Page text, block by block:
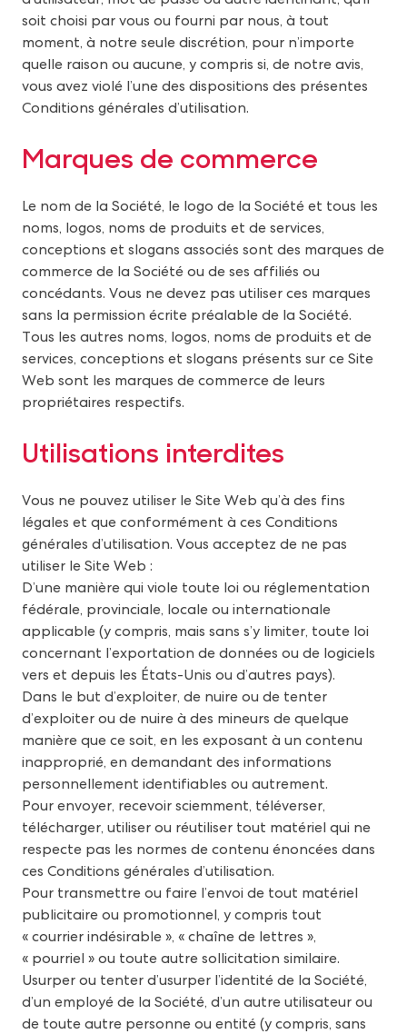
soit choisi par vous ou fourni par nous, à tout
moment, à notre seule discrétion, pour n’importe
quelle raison ou aucune, y compris si, de notre avis,
vous avez violé l’une des dispositions des présentes
Conditions générales d’utilisation.
Marques de commerce
Le nom de la Société, le logo de la Société et tous les
noms, logos, noms de produits et de services,
conceptions et slogans associés sont des marques de
commerce de la Société ou de ses affiliés ou
concédants. Vous ne devez pas utiliser ces marques
sans la permission écrite préalable de la Société.
Tous les autres noms, logos, noms de produits et de
services, conceptions et slogans présents sur ce Site
Web sont les marques de commerce de leurs
propriétaires respectifs.
Utilisations interdites
Vous ne pouvez utiliser le Site Web qu’à des fins
légales et que conformément à ces Conditions
générales d’utilisation. Vous acceptez de ne pas
utiliser le Site Web :
D’une manière qui viole toute loi ou réglementation
fédérale, provinciale, locale ou internationale
applicable (y compris, mais sans s’y limiter, toute loi
concernant l’exportation de données ou de logiciels
vers et depuis les États-Unis ou d’autres pays).
Dans le but d’exploiter, de nuire ou de tenter
d’exploiter ou de nuire à des mineurs de quelque
manière que ce soit, en les exposant à un contenu
inapproprié, en demandant des informations
personnellement identifiables ou autrement.
Pour envoyer, recevoir sciemment, téléverser,
télécharger, utiliser ou réutiliser tout matériel qui ne
respecte pas les normes de contenu énoncées dans
ces Conditions générales d’utilisation.
Pour transmettre ou faire l’envoi de tout matériel
publicitaire ou promotionnel, y compris tout
« courrier indésirable », « chaîne de lettres »,
« pourriel » ou toute autre sollicitation similaire.
Usurper ou tenter d’usurper l’identité de la Société,
d’un employé de la Société, d’un autre utilisateur ou
de toute autre personne ou entité (y compris, sans